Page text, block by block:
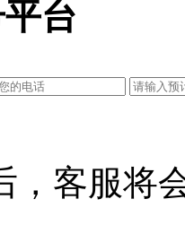
台
，客服将